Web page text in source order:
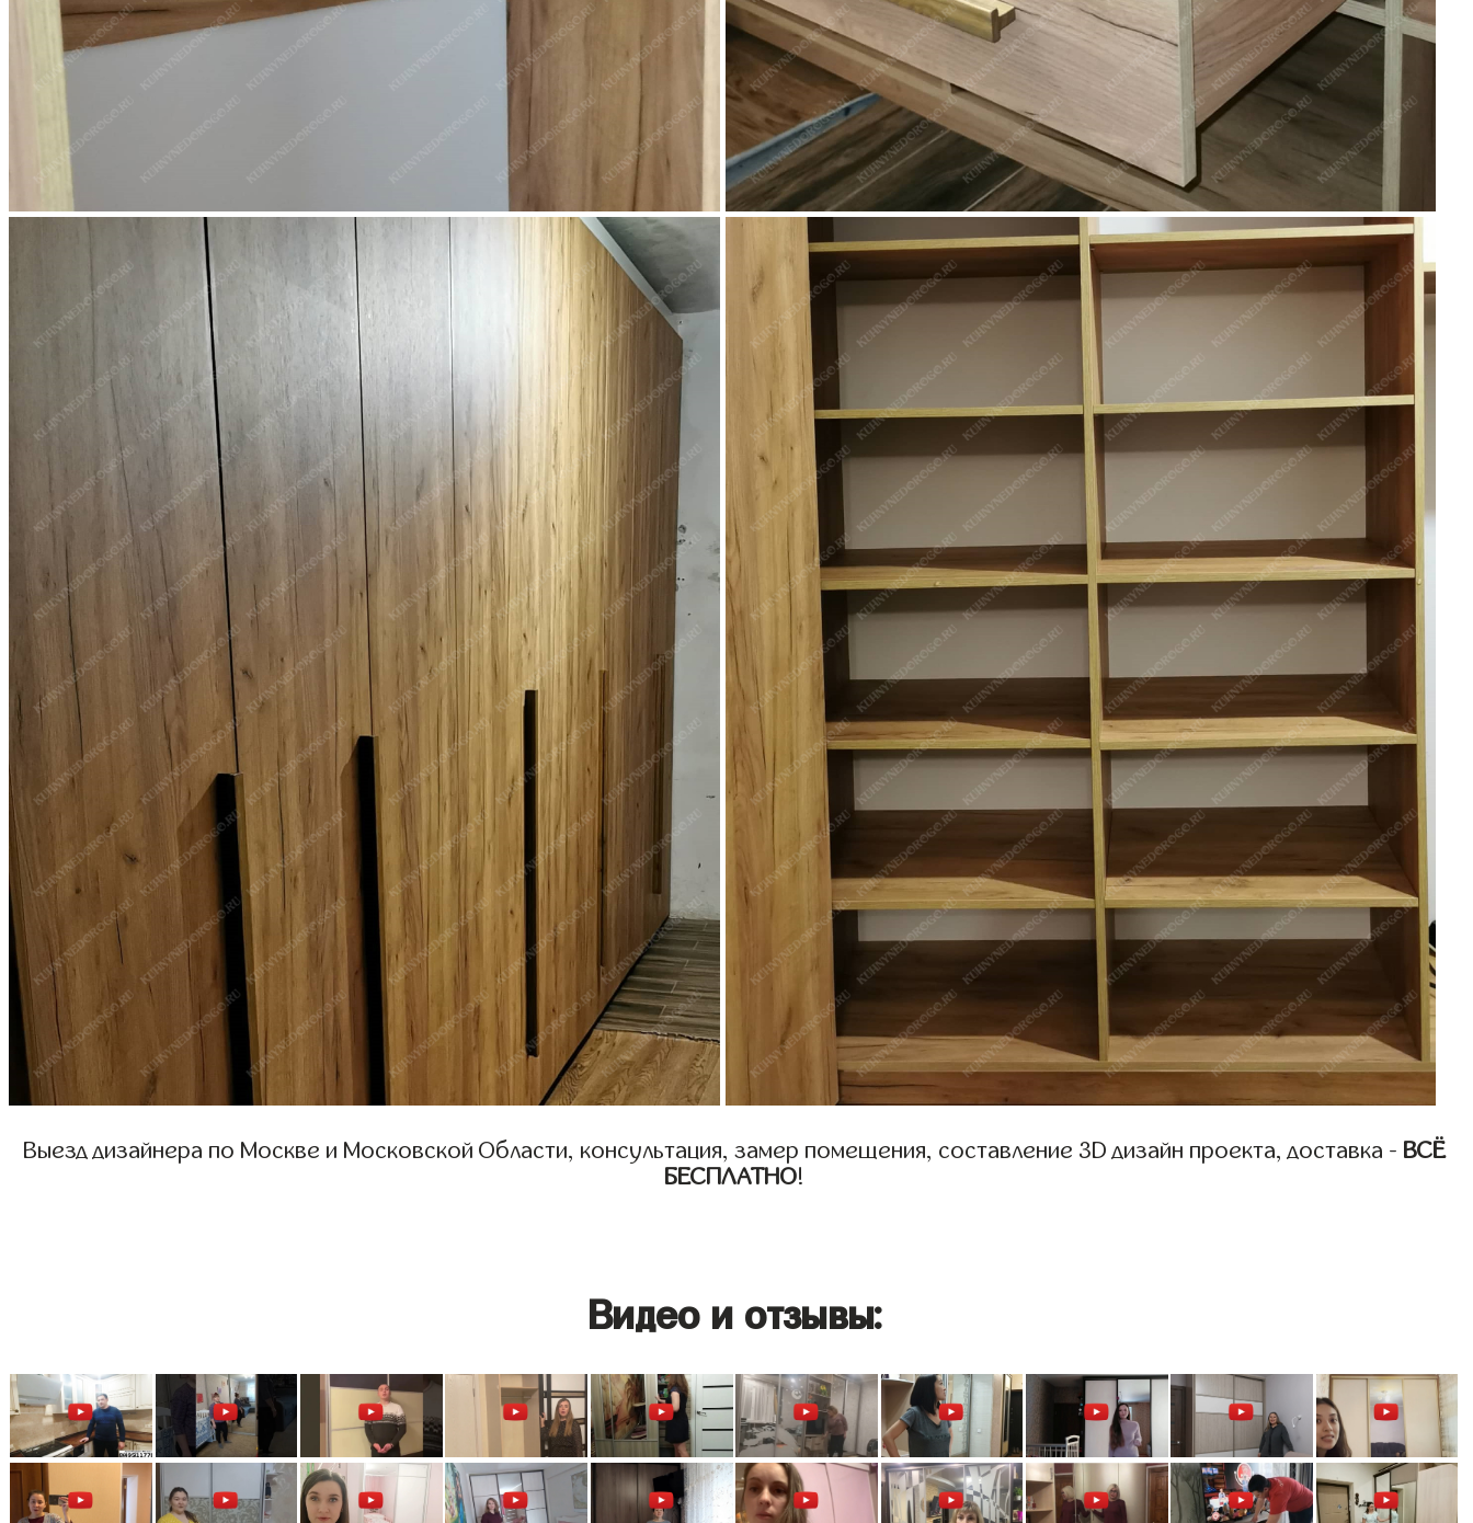
Выезд дизайнера по Москве и Московской Области, консультация, замер помещения, составление 3D дизайн проекта, доставка - ВСЁ
БЕСПЛАТНО!
Видео и отзывы: